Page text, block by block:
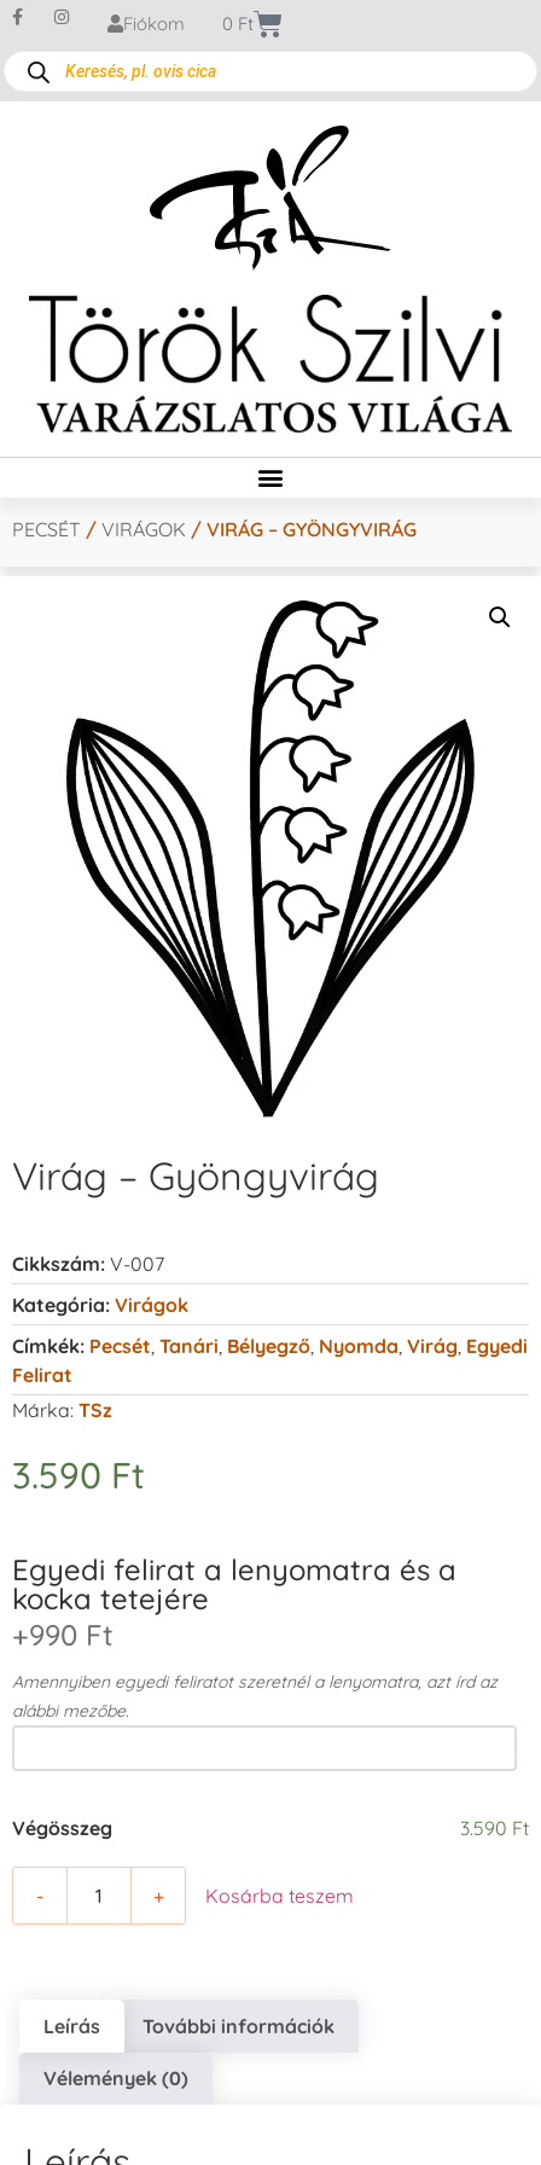
Fiókom 0 Ft
PECSÉT / VIRÁGOK / VIRÁG – GYÖNGYVIRÁG
Virág – Gyöngyvirág
Cikkszám: V-007
Kategória: Virágok
Címkék: Pecsét Tanári Bélyegző Nyomda Virág Egyedi
Felirat
Márka: TSz
3.590 Ft
Egyedi felirat a lenyomatra és a
kocka tetejére
+990 Ft
Amennyiben egyedi feliratot szeretnél a lenyomatra, azt írd az
alábbi mezőbe.
Végösszeg 3.590 Ft
- + Kosárba teszem
Leírás További információk
Vélemények (0)